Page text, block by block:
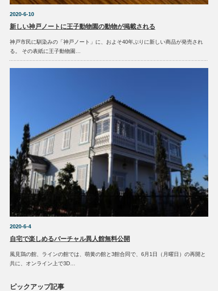
2020-6-10
新しい神戸ノートに王子動物園の動物が掲載される
神戸市民に馴染みの「神戸ノート」に、およそ40年ぶりに新しい商品が発売され
る。 その表紙に王子動物園…
2020-6-4
自宅で楽しめるバーチャル異人館無料公開
風見鶏の館、ラインの館では、萌黄の館と3館合同で、6月1日（月曜日）の再開と
共に、オンライン上で3D…
ピックアップ記事